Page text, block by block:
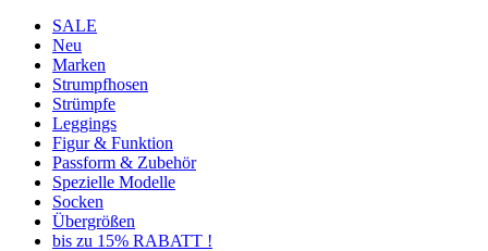
SALE
Neu
Marken
Strumpfhosen
Strümpfe
Leggings
Figur & Funktion
Passform & Zubehör
Spezielle Modelle
Socken
Übergrößen
bis zu 15% RABATT !